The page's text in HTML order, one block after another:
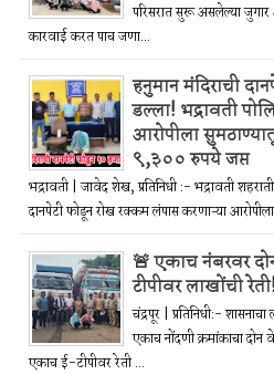
परिसरात सुरू असलेल्या जुगार
कारवाई करत पाच जणा...
हनुमान मंदिराची
डल्ला! भद्रावती
आरोपीला
९,३०० रुपये जप्त
भद्रावती | जावेद शेख, प्रतिनिधी :- भद्रावती
दानपेटी फोडून रोख रक्कम लंपास करणाऱ्या
🚨 एकाच नंबरवर
टीपीवर लाखोंची रेती!
चंद्रपूर | प्रतिनिधी:-
एकाच नोंदणी क्रमांकाचा
एकाच ई-टीपीवर रेती ...